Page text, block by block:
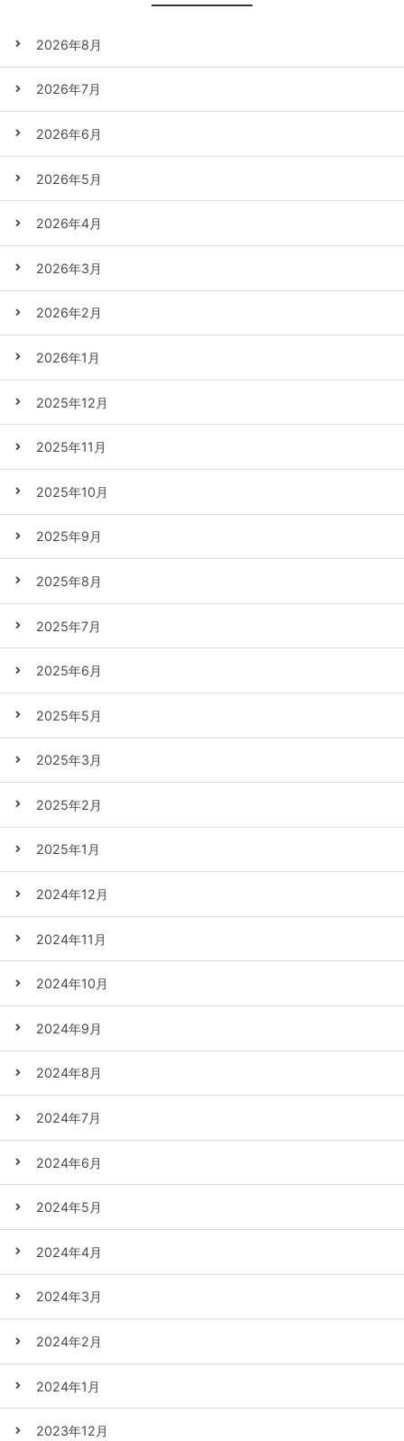
2026年8月
2026年7月
2026年6月
2026年5月
2026年4月
2026年3月
2026年2月
2026年1月
2025年12月
2025年11月
2025年10月
2025年9月
2025年8月
2025年7月
2025年6月
2025年5月
2025年3月
2025年2月
2025年1月
2024年12月
2024年11月
2024年10月
2024年9月
2024年8月
2024年7月
2024年6月
2024年5月
2024年4月
2024年3月
2024年2月
2024年1月
2023年12月